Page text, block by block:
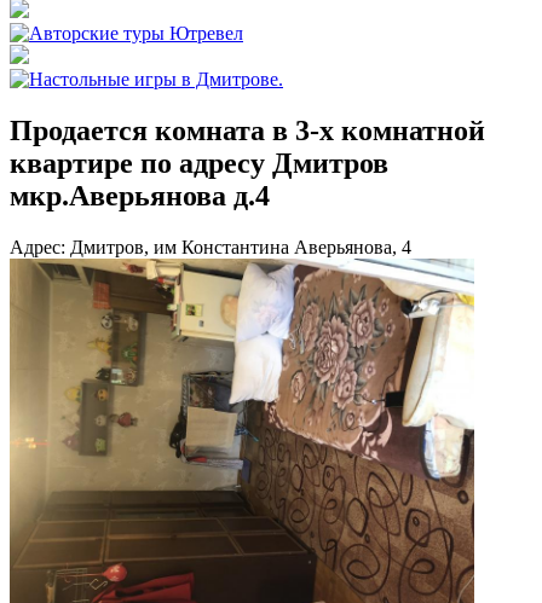
Продается комната в 3-х комнатной
квартире по адресу Дмитров
мкр.Аверьянова д.4
Адрес: Дмитров, им Константина Аверьянова, 4